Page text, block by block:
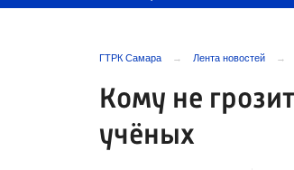
ГТРК Самара Лента новостей
Кому не
учёных